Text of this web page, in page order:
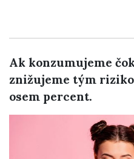
Ak konzumujeme
znižujeme tým
osem percent.